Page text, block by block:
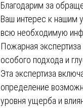
Благодарим за
Ваш интерес к нашим
всю необходимую
Пожарная
особого подхода и
Эта экспертиза
определение
уровня ущерба и